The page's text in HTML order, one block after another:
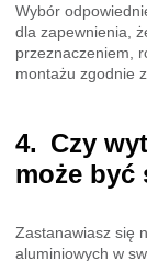
Wybór
dla zapewnienia,
przeznaczeniem,
montażu zgodnie
Czy
może być
Zastanawiasz się
aluminiowych w